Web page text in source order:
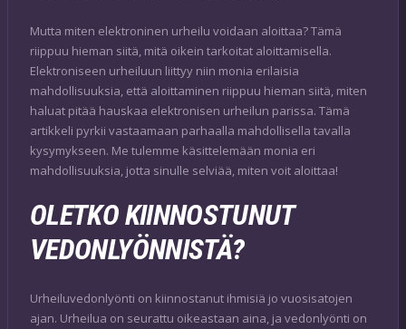
Mutta miten elektroninen urheilu voidaan aloittaa? Tämä
riippuu hieman siitä, mitä oikein tarkoitat aloittamisella.
Elektroniseen urheiluun liittyy niin monia erilaisia
mahdollisuuksia, että aloittaminen riippuu hieman siitä, miten
haluat pitää hauskaa elektronisen urheilun parissa. Tämä
artikkeli pyrkii vastaamaan parhaalla mahdollisella tavalla
kysymykseen. Me tulemme käsittelemään monia eri
mahdollisuuksia, jotta sinulle selviää, miten voit aloittaa!
OLETKO KIINNOSTUNUT
VEDONLYÖNNISTÄ?
Urheiluvedonlyönti on kiinnostanut ihmisiä jo vuosisatojen
ajan. Urheilua on seurattu oikeastaan aina, ja vedonlyönti on